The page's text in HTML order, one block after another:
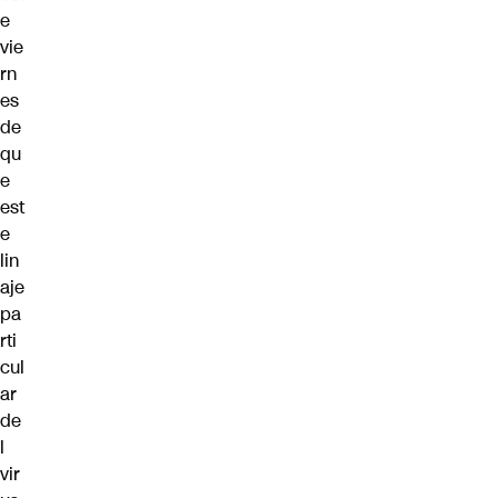
e
vie
rn
es
de
qu
e
est
e
lin
aje
pa
rti
cul
ar
de
l
vir